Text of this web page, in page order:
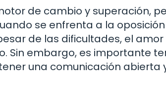
de cambio y superación,
se enfrenta a la
de las dificultades, el
Sin embargo, es importante
una comunicación abierta